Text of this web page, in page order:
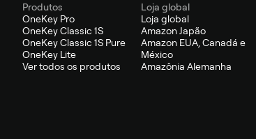
Produtos
OneKey Pro
OneKey Classic 1S
OneKey Classic 1S Pure
OneKey Lite
Ver todos os produtos
Loja global
Loja global
Amazon Japão
Amazon EUA, Canadá e
México
Amazônia Alemanha